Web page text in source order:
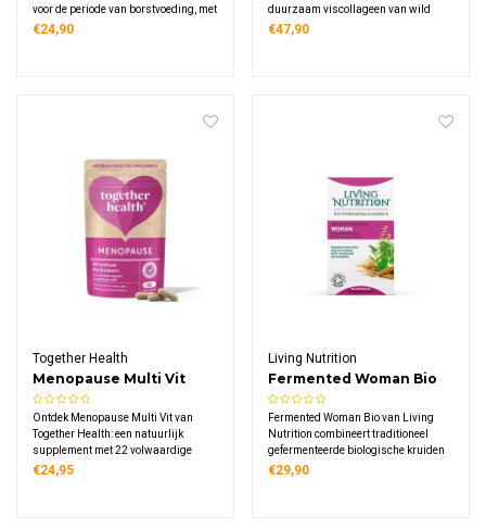
voor de periode van borstvoeding, met
ijzer, B12, magnesium, jodium en
€24,90
duurzaam viscollageen van wild
gevangen witvis met vitamine C,
€47,90
Together Health
Menopause Multi Vit
Ontdek Menopause Multi Vit van
Together Health: een natuurlijk
supplement met 22 volwaardige
vitamines, mineralen en
€24,95
Living Nutrition
Fermented Woman Bio
Fermented Woman Bio van Living
Nutrition combineert traditioneel
gefermenteerde biologische kruiden
zoals ashwagandha, shatavari en
€29,90